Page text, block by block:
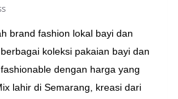
brand fashion lokal bayi dan
koleksi pakaian bayi dan
dengan harga yang
lahir di Semarang, kreasi dari